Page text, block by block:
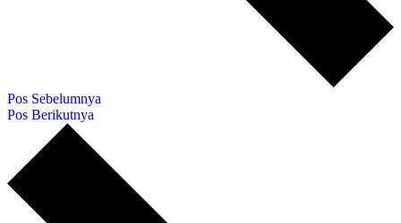
Pos Sebelumnya
Pos Berikutnya